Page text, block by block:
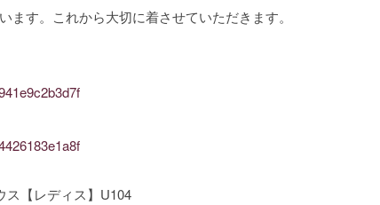
す。これから大切に着させていただきます。
ス【レディス】U104